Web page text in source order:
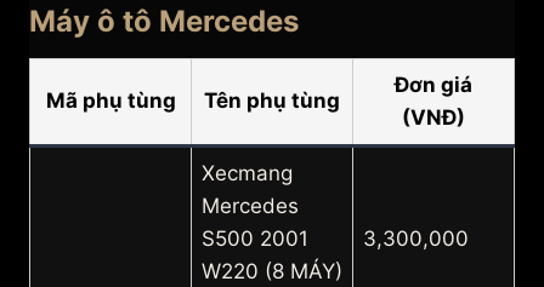
Máy ô tô Mercedes
Mã phụ tùng Tên phụ tùng
Đơn giá
(VNĐ)
Xecmang
Mercedes
S500 2001
W220 (8 MÁY)
3,300,000